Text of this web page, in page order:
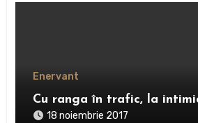
Enervant
Cu ranga în trafic, la
18 noiembrie 2017